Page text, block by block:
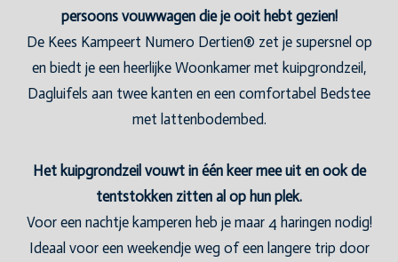
persoons vouwwagen die je ooit hebt gezien!
De Kees Kampeert Numero Dertien® zet je supersnel op
en biedt je een heerlijke Woonkamer met kuipgrondzeil,
Dagluifels aan twee kanten en een comfortabel Bedstee
met lattenbodembed.
Het kuipgrondzeil vouwt in één keer mee uit en ook de
tentstokken zitten al op hun plek.
Voor een nachtje kamperen heb je maar 4 haringen nodig!
Ideaal voor een weekendje weg of een langere trip door